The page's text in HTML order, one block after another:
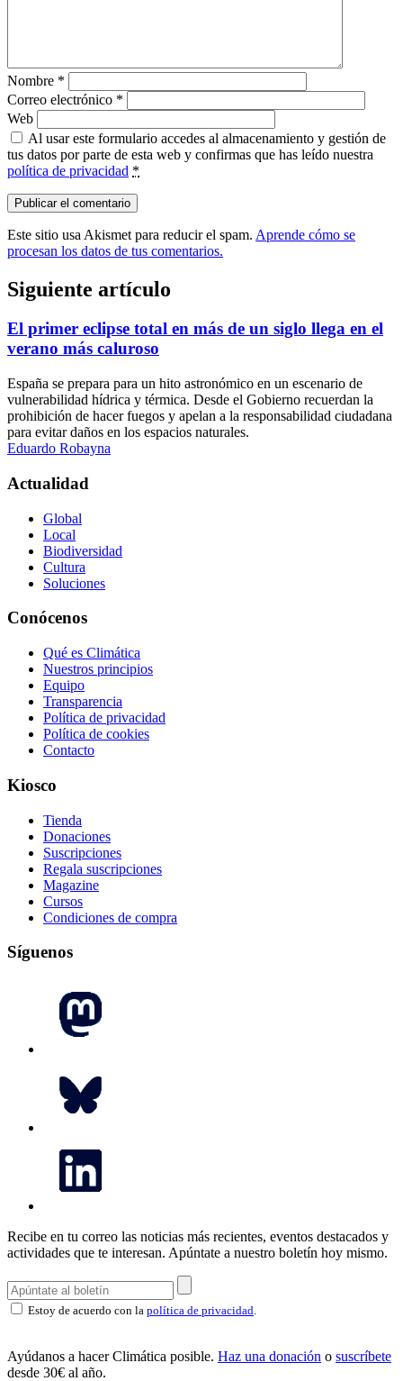
Nombre *
Correo electrónico *
Web
Al usar este formulario accedes al almacenamiento y gestión de
tus datos por parte de esta web y confirmas que has leído nuestra
política de privacidad *
Este sitio usa Akismet para reducir el spam. Aprende cómo se
procesan los datos de tus comentarios.
Siguiente artículo
El primer eclipse total en más de un siglo llega en el
verano más caluroso
España se prepara para un hito astronómico en un escenario de
vulnerabilidad hídrica y térmica. Desde el Gobierno recuerdan la
prohibición de hacer fuegos y apelan a la responsabilidad ciudadana
para evitar daños en los espacios naturales.
Eduardo Robayna
Actualidad
Global
Local
Biodiversidad
Cultura
Soluciones
Conócenos
Qué es Climática
Nuestros principios
Equipo
Transparencia
Política de privacidad
Política de cookies
Contacto
Kiosco
Tienda
Donaciones
Suscripciones
Regala suscripciones
Magazine
Cursos
Condiciones de compra
Síguenos
Recibe en tu correo las noticias más recientes, eventos destacados y
actividades que te interesan. Apúntate a nuestro boletín hoy mismo.
Estoy de acuerdo con la política de privacidad
Ayúdanos a hacer Climática posible. Haz una donación o suscríbete
desde 30€ al año.